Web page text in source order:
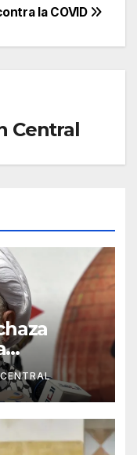
la COVID
Central